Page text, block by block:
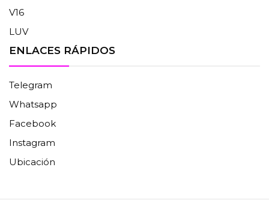
V16
LUV
ENLACES RÁPIDOS
Telegram
Whatsapp
Facebook
Instagram
Ubicación